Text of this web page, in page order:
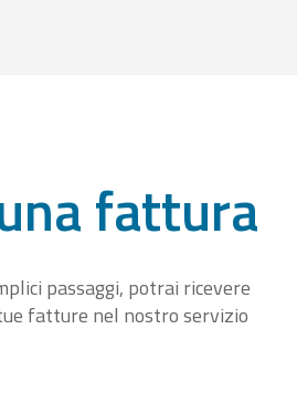
fattura
passaggi, potrai ricevere
fatture nel nostro servizio